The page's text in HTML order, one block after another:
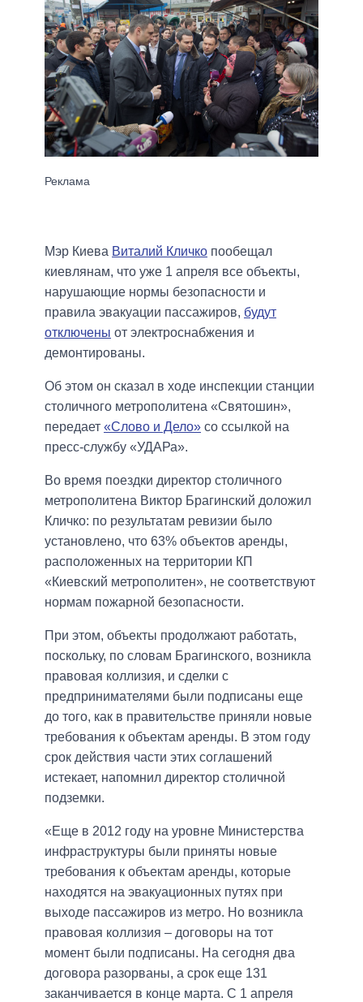
Мэр Киева Виталий Кличко пообещал
киевлянам, что уже 1 апреля все объекты,
нарушающие нормы безопасности и
правила эвакуации пассажиров, будут
отключены от электроснабжения и
демонтированы.
Об этом он сказал в ходе инспекции станции
столичного метрополитена «Святошин»,
передает «Слово и Дело» со ссылкой на
пресс-службу «УДАРа».
Во время поездки директор столичного
метрополитена Виктор Брагинский доложил
Кличко: по результатам ревизии было
установлено, что 63% объектов аренды,
расположенных на территории КП
«Киевский метрополитен», не соответствуют
нормам пожарной безопасности.
При этом, объекты продолжают работать,
поскольку, по словам Брагинского, возникла
правовая коллизия, и сделки с
предпринимателями были подписаны еще
до того, как в правительстве приняли новые
требования к объектам аренды. В этом году
срок действия части этих соглашений
истекает, напомнил директор столичной
подземки.
«Еще в 2012 году на уровне Министерства
инфраструктуры были приняты новые
требования к объектам аренды, которые
находятся на эвакуационных путях при
выходе пассажиров из метро. Но возникла
правовая коллизия – договоры на тот
момент были подписаны. На сегодня два
договора разорваны, а срок еще 131
заканчивается в конце марта. С 1 апреля